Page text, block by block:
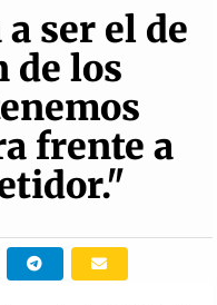
ser el de
de los
frente a